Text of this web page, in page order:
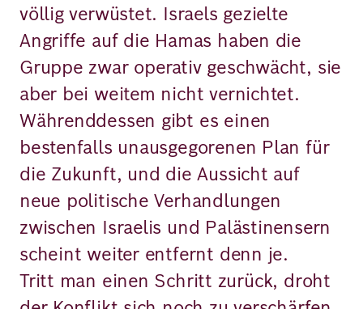
völlig verwüstet. Israels gezielte
Angriffe auf die Hamas haben die
Gruppe zwar operativ geschwächt, sie
aber bei weitem nicht vernichtet.
Währenddessen gibt es einen
bestenfalls unausgegorenen Plan für
die Zukunft, und die Aussicht auf
neue politische Verhandlungen
zwischen Israelis und Palästinensern
scheint weiter entfernt denn je.
Tritt man einen Schritt zurück, droht